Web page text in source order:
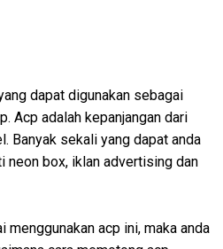
dapat digunakan sebagai
Acp adalah kepanjangan dari
Banyak sekali yang dapat anda
neon box, iklan advertising dan
menggunakan acp ini, maka anda